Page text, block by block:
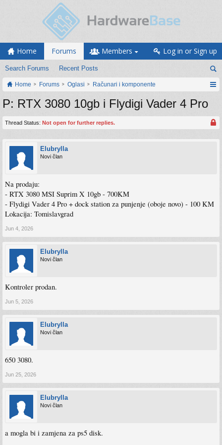
Home Forums
Search Forums Recent Posts
Members Log in or Sign up
Home Forums Oglasi Računari i komponente
P: RTX 3080 10gb i Flydigi Vader 4 Pro
Thread Status: Not open for further replies.
Elubrylla
Novi član
Na prodaju:
- RTX 3080 MSI Suprim X 10gb - 700KM
- Flydigi Vader 4 Pro + dock station za punjenje (oboje novo) - 100 KM
Lokacija: Tomislavgrad
Jun 4, 2026
Elubrylla
Novi član
Kontroler prodan.
Jun 5, 2026
Elubrylla
Novi član
650 3080.
Jun 25, 2026
Elubrylla
Novi član
a mogla bi i zamjena za ps5 disk.